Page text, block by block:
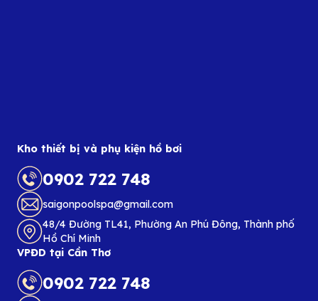
Kho thiết bị và phụ kiện hồ bơi
0902 722 748
saigonpoolspa@gmail.com
48/4 Đường TL41, Phường An Phú Đông, Thành phố
Hồ Chí Minh
VPĐD tại Cần Thơ
0902 722 748